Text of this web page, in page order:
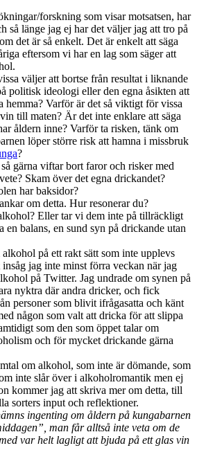
forskning som visar motsatsen, har
så länge jag ej har det väljer jag att tro på
det är så enkelt. Det är enkelt att säga
eftersom vi har en lag som säger att
väljer att bortse från resultat i liknande
politisk ideologi eller den egna åsikten att
hemma? Varför är det så viktigt för vissa
till maten? Är det inte enklare att säga
åldern inne? Varför ta risken, tänk om
löper större risk att hamna i missbruk
?
gärna viftar bort faror och risker med
Skam över det egna drickandet?
har baksidor?
om detta. Hur resonerar du?
Eller tar vi dem inte på tillräckligt
en balans, en sund syn på drickande utan
på ett rakt sätt som inte upplevs
jag inte minst förra veckan när jag
på Twitter. Jag undrade om synen på
nyktra där andra dricker, och fick
personer som blivit ifrågasatta och känt
någon som valt att dricka för att slippa
som den som öppet talar om
och för mycket drickande gärna
om alkohol, som inte är dömande, som
inte slår över i alkoholromantik men ej
kommer jag att skriva mer om detta, till
sorters input och reflektioner.
ingenting om åldern på kungabarnen
man får alltså inte veta om de
var helt lagligt att bjuda på ett glas vin